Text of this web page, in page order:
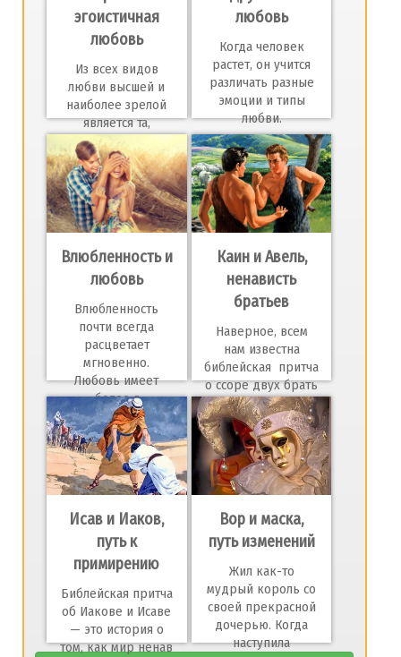
эгоистичная
любовь
Из всех видов
любви высшей и
наиболее зрелой
является та,
которая дари
любовь
Когда человек
растет, он учится
различать разные
эмоции и типы
любви.
Влюбленность и
любовь
Влюбленность
почти всегда
расцветает
мгновенно.
Любовь имеет
более г
Каин и Авель,
ненависть
братьев
Наверное, всем
нам известна
библейская притча
о ссоре двух брать
Исав и Иаков,
путь к
примирению
Библейская притча
об Иакове и Исаве
— это история о
том, как мир ненав
Вор и маска,
путь изменений
Жил как-то
мудрый король со
своей прекрасной
дочерью. Когда
наступила